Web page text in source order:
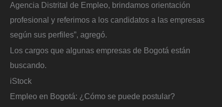
Agencia Distrital de Empleo, brindamos orientación
profesional y referimos a los candidatos a las empresas
según sus perfiles”, agregó.
Los cargos que algunas empresas de Bogotá están
buscando.
iStock
Empleo en Bogotá: ¿Cómo se puede postular?